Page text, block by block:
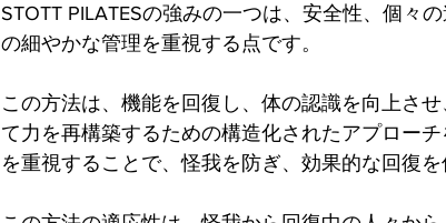
STOTT PILATESの強みの一つは、安全性、個々
の細やかな管理を重視する点です。
この方法は、機能を回復し、体の認識を向上さ
て力を再構築するための構造化されたアプロー
を重視することで、怪我を防ぎ、効果的な回復を